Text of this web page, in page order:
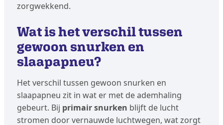
zorgwekkend.
Wat is het verschil tussen
gewoon snurken en
slaapapneu?
Het verschil tussen gewoon snurken en
slaapapneu zit in wat er met de ademhaling
gebeurt. Bij primair snurken blijft de lucht
stromen door vernauwde luchtwegen, wat zorgt